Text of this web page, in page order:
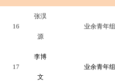
16
张淏
源
业余青年组
17
李博
文
业余青年组